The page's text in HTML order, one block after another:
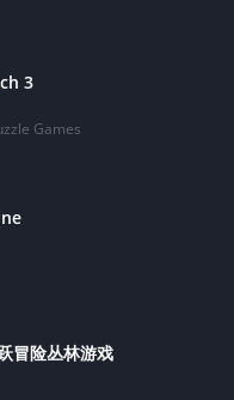
3
Games
冒险丛林游戏